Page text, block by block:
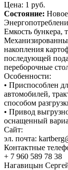
Цена: 1 руб.
Состояние: Новое
Емкость бункера,
накопления
последующей
переборочные
Особенности:
• Приспособлен
автомобилей,
способом
• Привод
оснащенный
Сайт:
эл. почта:
Контактные
+ 7 960 589 78 38
Нагавицын